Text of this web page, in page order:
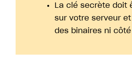
La clé secrète doit
sur votre serveur
des binaires ni